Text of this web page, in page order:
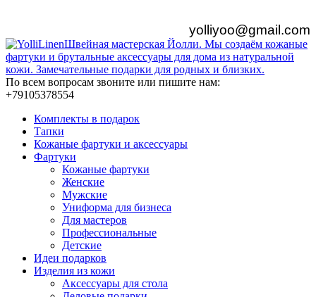
yolliyoo@gmail.com
Швейная мастерская Йолли. Мы создаём кожаные
фартуки и брутальные аксессуары для дома из натуральной
кожи. Замечательные подарки для родных и близких.
По всем вопросам звоните или пишите нам:
+79105378554
Комплекты в подарок
Тапки
Кожаные фартуки и аксессуары
Фартуки
Кожаные фартуки
Женские
Мужские
Униформа для бизнеса
Для мастеров
Профессиональные
Детские
Идеи подарков
Изделия из кожи
Аксессуары для стола